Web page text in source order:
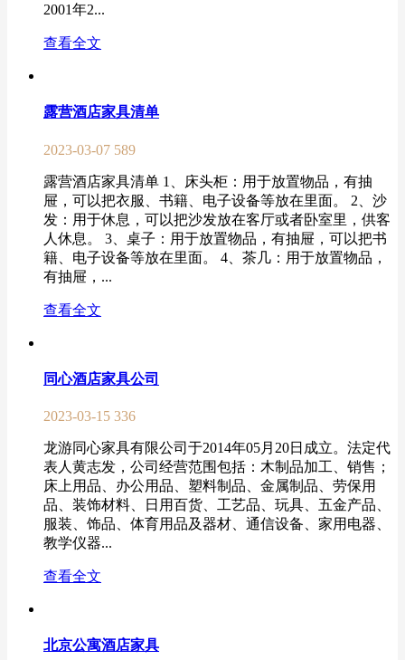
2001年2...
查看全文
露营酒店家具清单
2023-03-07 589
露营酒店家具清单 1、床头柜：用于放置物品，有抽
屉，可以把衣服、书籍、电子设备等放在里面。 2、沙
发：用于休息，可以把沙发放在客厅或者卧室里，供客
人休息。 3、桌子：用于放置物品，有抽屉，可以把书
籍、电子设备等放在里面。 4、茶几：用于放置物品，
有抽屉，...
查看全文
同心酒店家具公司
2023-03-15 336
龙游同心家具有限公司于2014年05月20日成立。法定代
表人黄志发，公司经营范围包括：木制品加工、销售；
床上用品、办公用品、塑料制品、金属制品、劳保用
品、装饰材料、日用百货、工艺品、玩具、五金产品、
服装、饰品、体育用品及器材、通信设备、家用电器、
教学仪器...
查看全文
北京公寓酒店家具